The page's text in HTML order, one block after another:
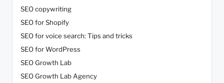
SEO copywriting
SEO for Shopify
SEO for voice search: Tips and tricks
SEO for WordPress
SEO Growth Lab
SEO Growth Lab Agency